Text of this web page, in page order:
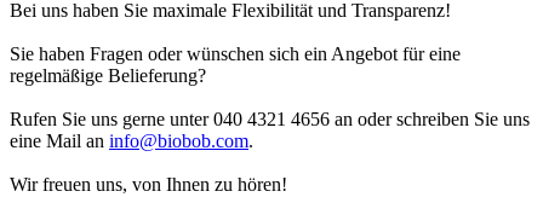
Bei uns haben Sie maximale Flexibilität und Transparenz!
Sie haben Fragen oder wünschen sich ein Angebot für eine
regelmäßige Belieferung?
Rufen Sie uns gerne unter 040 4321 4656 an oder schreiben Sie uns
eine Mail an info@biobob.com.
Wir freuen uns, von Ihnen zu hören!